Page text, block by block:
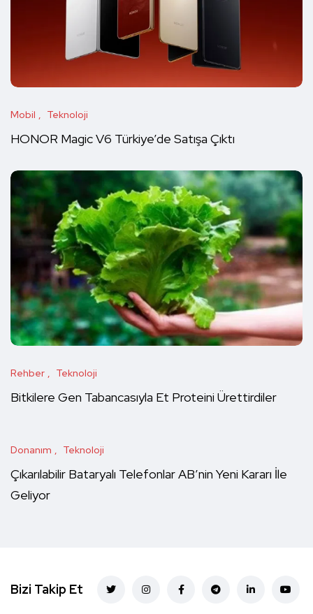
Mobil Teknoloji
HONOR Magic V6 Türkiye’de Satışa Çıktı
Rehber Teknoloji
Bitkilere Gen Tabancasıyla Et Proteini Ürettirdiler
Donanım Teknoloji
Çıkarılabilir Bataryalı Telefonlar AB’nin Yeni Kararı İle
Geliyor
Bizi Takip Et